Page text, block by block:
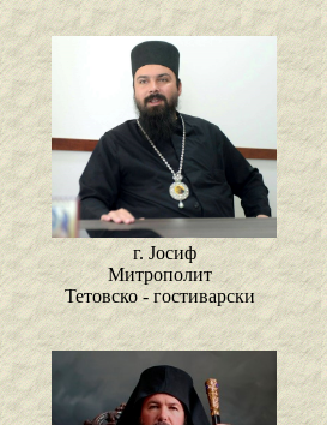
г. Јосиф
Митрополит
Тетовско - гостиварски